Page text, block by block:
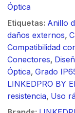
Óptica
Etiquetas: Anillo
daños externos,
Compatibilidad
Conectores,
Óptica, Grado
LINKEDPRO BY
resistencia, Uso